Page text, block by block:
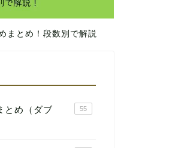
まとめ！段数別で解説
とめ（ダブ
55